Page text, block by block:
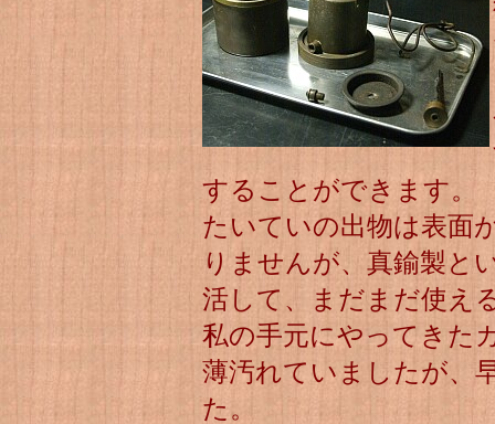
することができます。
たいていの出物は表面
りませんが、真鍮製と
活して、まだまだ使え
私の手元にやってきた
薄汚れていましたが、
た。